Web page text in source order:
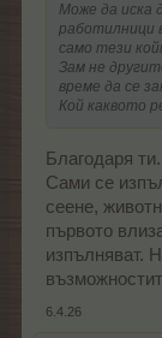
Може да иска
работилници
само тези
Зам не
време да се
Кой каквото
Благодаря
Сами се
сеене,
първото
изпълняват.
6.4.26